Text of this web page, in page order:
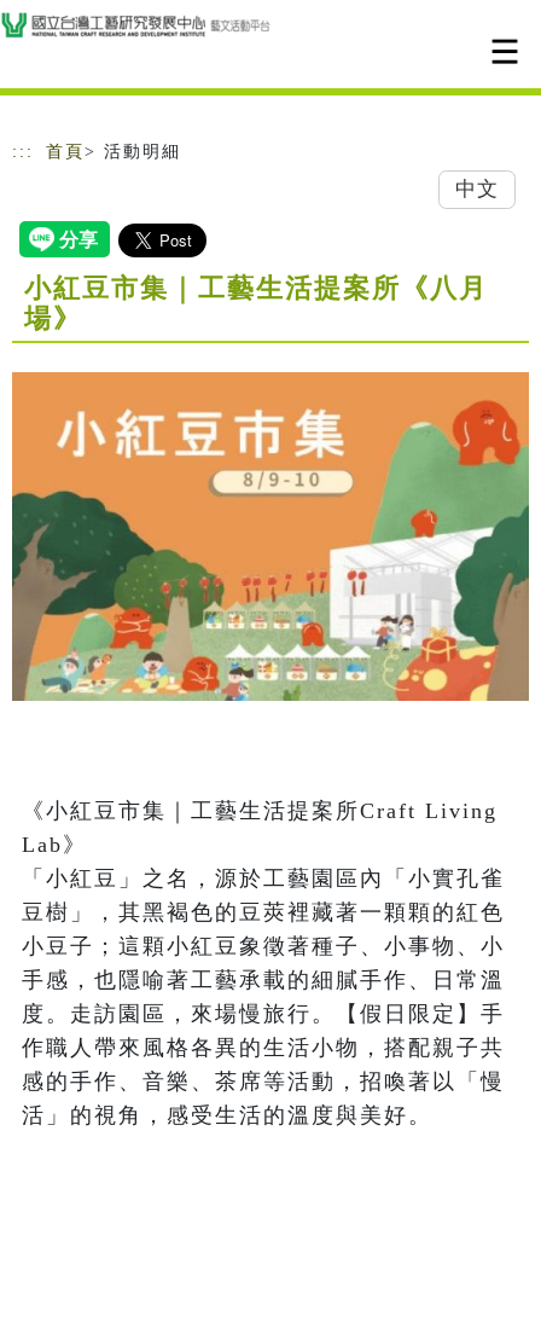
跳到主要內容
網站導覽
::: 首頁 > 活動明細
中文
小紅豆市集｜工藝生活提案所《八月
場》
《小紅豆市集｜工藝生活提案所Craft Living
Lab》
「小紅豆」之名，源於工藝園區內「小實孔雀
豆樹」，其黑褐色的豆莢裡藏著一顆顆的紅色
小豆子；這顆小紅豆象徵著種子、小事物、小
手感，也隱喻著工藝承載的細膩手作、日常溫
度。走訪園區，來場慢旅行。【假日限定】手
作職人帶來風格各異的生活小物，搭配親子共
感的手作、音樂、茶席等活動，招喚著以「慢
活」的視角，感受生活的溫度與美好。